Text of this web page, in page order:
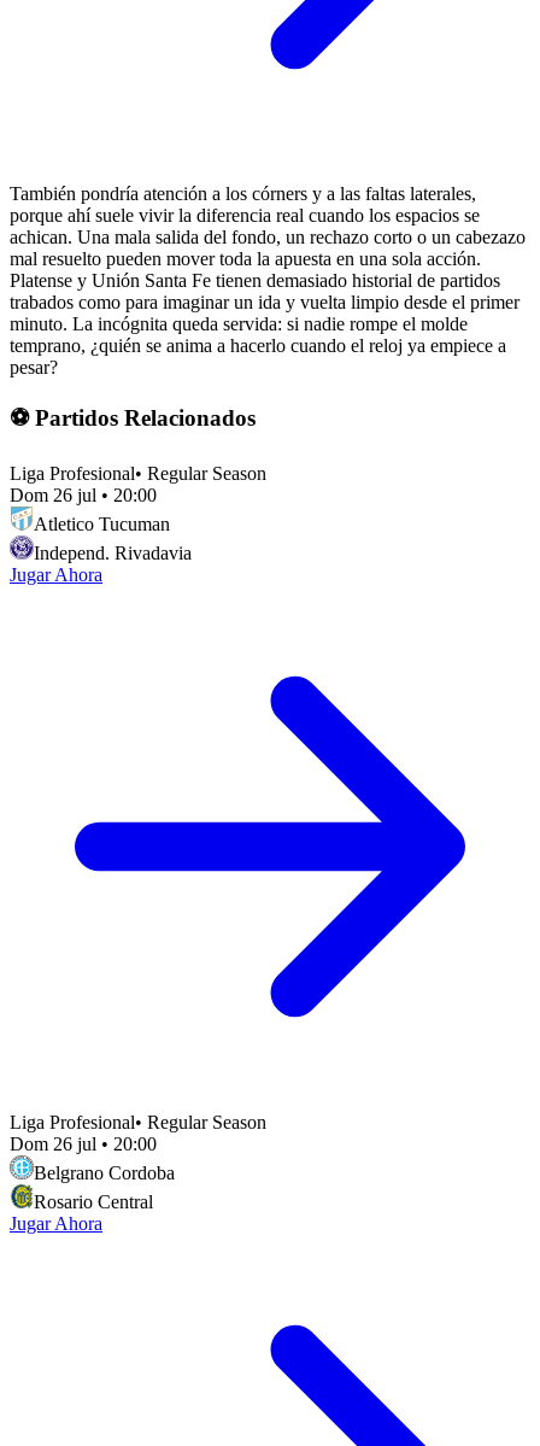
También pondría atención a los córners y a las faltas laterales,
porque ahí suele vivir la diferencia real cuando los espacios se
achican. Una mala salida del fondo, un rechazo corto o un cabezazo
mal resuelto pueden mover toda la apuesta en una sola acción.
Platense y Unión Santa Fe tienen demasiado historial de partidos
trabados como para imaginar un ida y vuelta limpio desde el primer
minuto. La incógnita queda servida: si nadie rompe el molde
temprano, ¿quién se anima a hacerlo cuando el reloj ya empiece a
pesar?
⚽ Partidos Relacionados
Liga Profesional• Regular Season
Dom 26 jul • 20:00
Atletico Tucuman
Independ. Rivadavia
Jugar Ahora
Liga Profesional• Regular Season
Dom 26 jul • 20:00
Belgrano Cordoba
Rosario Central
Jugar Ahora